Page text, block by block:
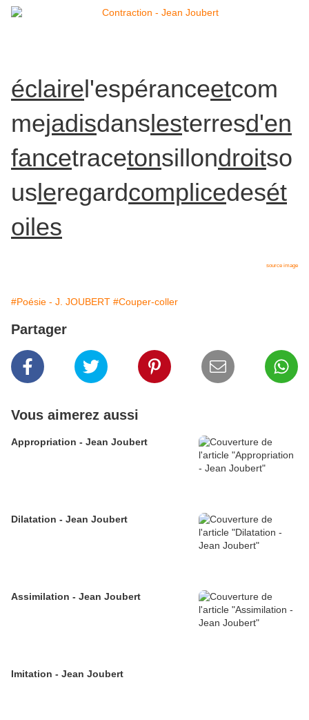
éclairel'espéranceetcom
mejadisdanslesterresd'en
fancetracetonsillondroitso
usleregardcomplicedesét
oiles
source image
#Poésie - J. JOUBERT #Couper-coller
Partager
Vous aimerez aussi
Appropriation - Jean Joubert
Dilatation - Jean Joubert
Assimilation - Jean Joubert
Imitation - Jean Joubert